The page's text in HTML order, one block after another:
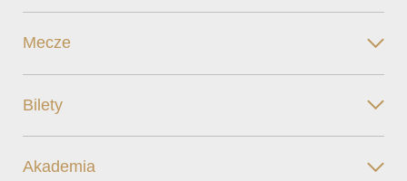
Mecze
Bilety
Akademia